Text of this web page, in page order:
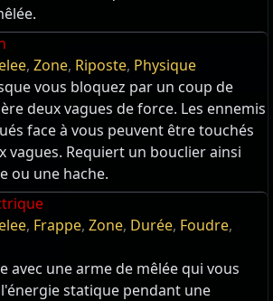
, Zone, Riposte, Physique
vous bloquez par un coup de
deux vagues de force. Les ennemis
face à vous peuvent être touchés
vagues. Requiert un bouclier ainsi
ou une hache.
, Frappe, Zone, Durée, Foudre,
avec une arme de mêlée qui vous
statique pendant une